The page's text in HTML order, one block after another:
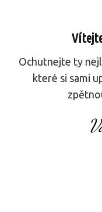
Ochutnejte ty
které si sami